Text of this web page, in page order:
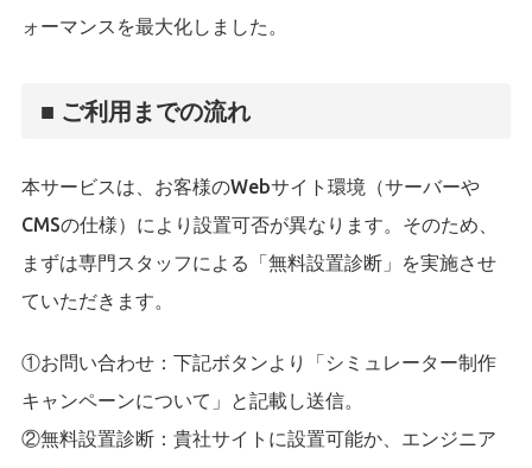
ォーマンスを最大化しました。
■ ご利用までの流れ
本サービスは、お客様のWebサイト環境（サーバーや
CMSの仕様）により設置可否が異なります。そのため、
まずは専門スタッフによる「無料設置診断」を実施させ
ていただきます。
①お問い合わせ：下記ボタンより「シミュレーター制作
キャンペーンについて」と記載し送信。
②無料設置診断：貴社サイトに設置可能か、エンジニア